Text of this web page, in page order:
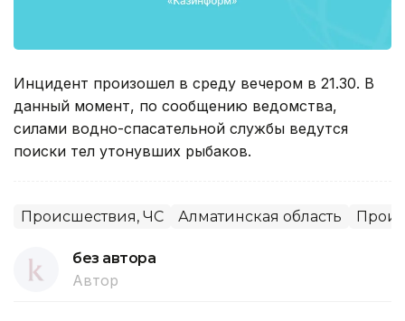
Инцидент произошел в среду вечером в 21.30. В
данный момент, по сообщению ведомства,
силами водно-спасательной службы ведутся
поиски тел утонувших рыбаков.
Происшествия, ЧС Алматинская область
без автора
Автор